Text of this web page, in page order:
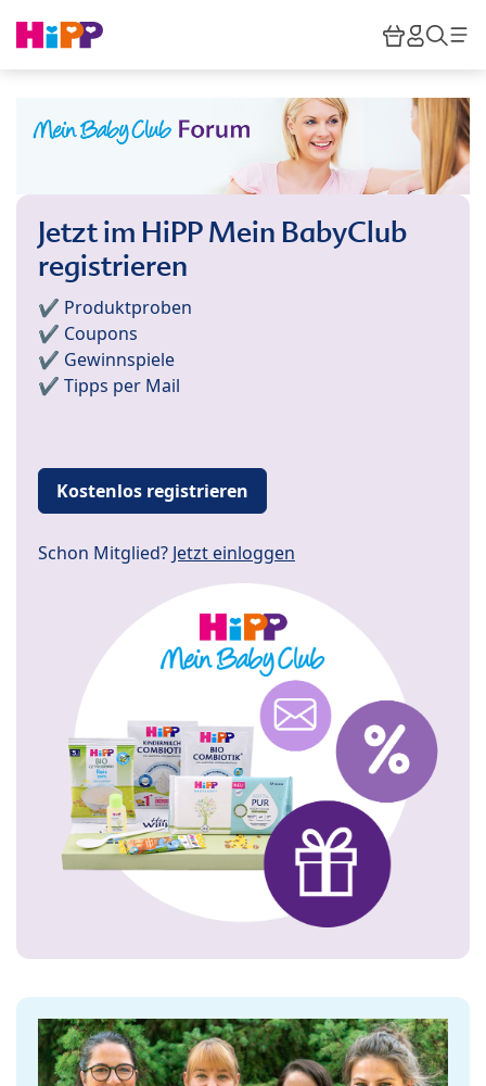
HiPP
Jetzt im HiPP Mein BabyClub
registrieren
✔️ Produktproben
✔️ Coupons
✔️ Gewinnspiele
✔️ Tipps per Mail
Kostenlos registrieren
Schon Mitglied? Jetzt einloggen